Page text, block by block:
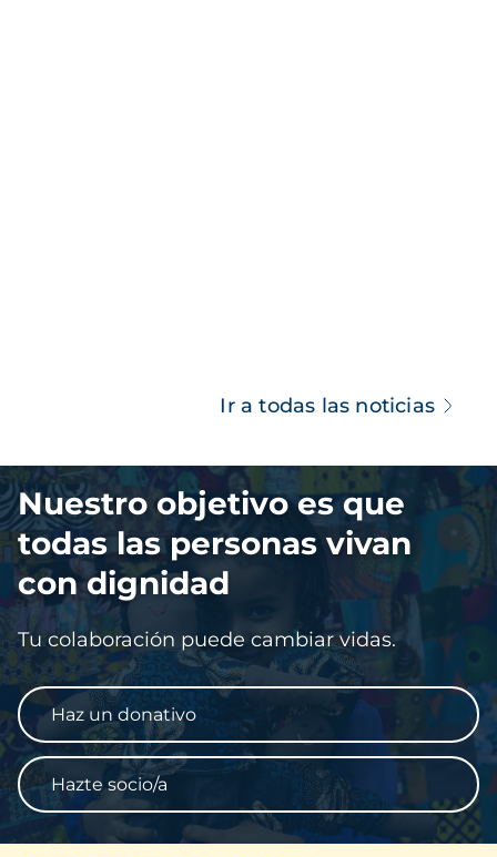
Ir a todas las noticias
Imagen
Nuestro objetivo es que
todas las personas vivan
con dignidad
Tu colaboración puede cambiar vidas.
Haz un donativo
Hazte socio/a